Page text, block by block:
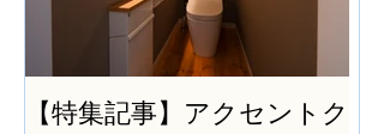
【特集記事】アクセントク